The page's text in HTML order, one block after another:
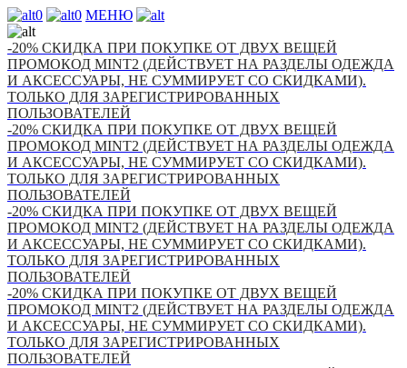
0 0 МЕНЮ
-20% СКИДКА ПРИ ПОКУПКЕ ОТ ДВУХ ВЕЩЕЙ
ПРОМОКОД MINT2 (ДЕЙСТВУЕТ НА РАЗДЕЛЫ ОДЕЖДА
И АКСЕССУАРЫ, НЕ СУММИРУЕТ СО СКИДКАМИ).
ТОЛЬКО ДЛЯ ЗАРЕГИСТРИРОВАННЫХ
ПОЛЬЗОВАТЕЛЕЙ
-20% СКИДКА ПРИ ПОКУПКЕ ОТ ДВУХ ВЕЩЕЙ
ПРОМОКОД MINT2 (ДЕЙСТВУЕТ НА РАЗДЕЛЫ ОДЕЖДА
И АКСЕССУАРЫ, НЕ СУММИРУЕТ СО СКИДКАМИ).
ТОЛЬКО ДЛЯ ЗАРЕГИСТРИРОВАННЫХ
ПОЛЬЗОВАТЕЛЕЙ
-20% СКИДКА ПРИ ПОКУПКЕ ОТ ДВУХ ВЕЩЕЙ
ПРОМОКОД MINT2 (ДЕЙСТВУЕТ НА РАЗДЕЛЫ ОДЕЖДА
И АКСЕССУАРЫ, НЕ СУММИРУЕТ СО СКИДКАМИ).
ТОЛЬКО ДЛЯ ЗАРЕГИСТРИРОВАННЫХ
ПОЛЬЗОВАТЕЛЕЙ
-20% СКИДКА ПРИ ПОКУПКЕ ОТ ДВУХ ВЕЩЕЙ
ПРОМОКОД MINT2 (ДЕЙСТВУЕТ НА РАЗДЕЛЫ ОДЕЖДА
И АКСЕССУАРЫ, НЕ СУММИРУЕТ СО СКИДКАМИ).
ТОЛЬКО ДЛЯ ЗАРЕГИСТРИРОВАННЫХ
ПОЛЬЗОВАТЕЛЕЙ